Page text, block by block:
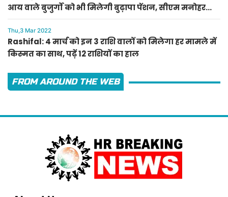
आय वाले बुजुर्गों को भी मिलेगी बुढ़ापा पेंशन, सीएम मनोहर
लाल का ऐलान
Thu,3 Mar 2022
Rashifal: 4 मार्च को इन 3 राशि वालों को मिलेगा हर मामले में
किस्मत का साथ, पढ़ें 12 राशियों का हाल
FROM AROUND THE WEB